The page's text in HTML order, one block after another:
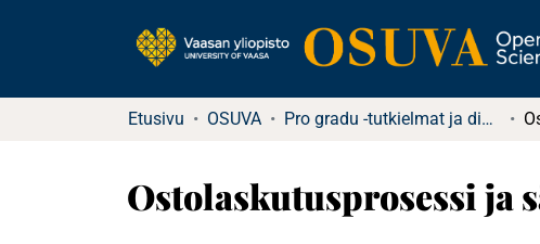
Etusivu OSUVA Pro gradu -tutkielmat ja diplomityöt
Ostolaskutusprosessi ja